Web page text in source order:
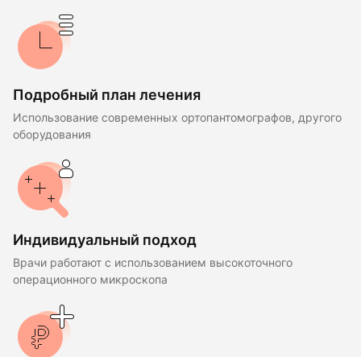
Подробный план лечения
Использование современных ортопантомографов, другого
оборудования
Индивидуальный подход
Врачи работают с использованием высокоточного
операционного микроскопа